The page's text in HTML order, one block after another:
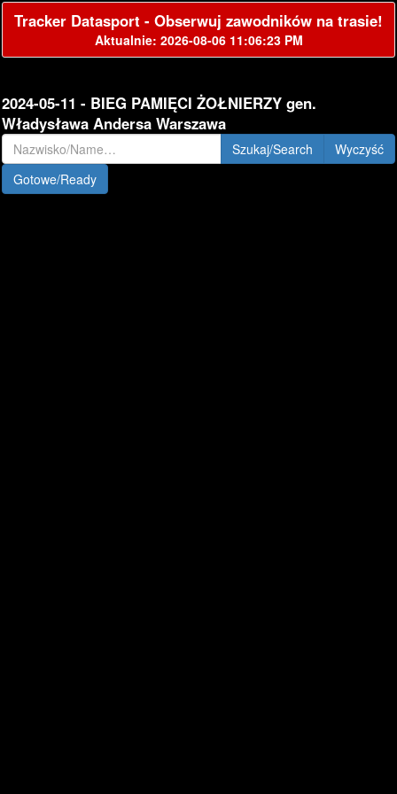
Tracker Datasport - Obserwuj zawodników na trasie!
Aktualnie: 2026-08-06 11:06:23 PM
2024-05-11 - BIEG PAMIĘCI ŻOŁNIERZY gen.
Władysława Andersa Warszawa
Szukaj/Search
Gotowe/Ready